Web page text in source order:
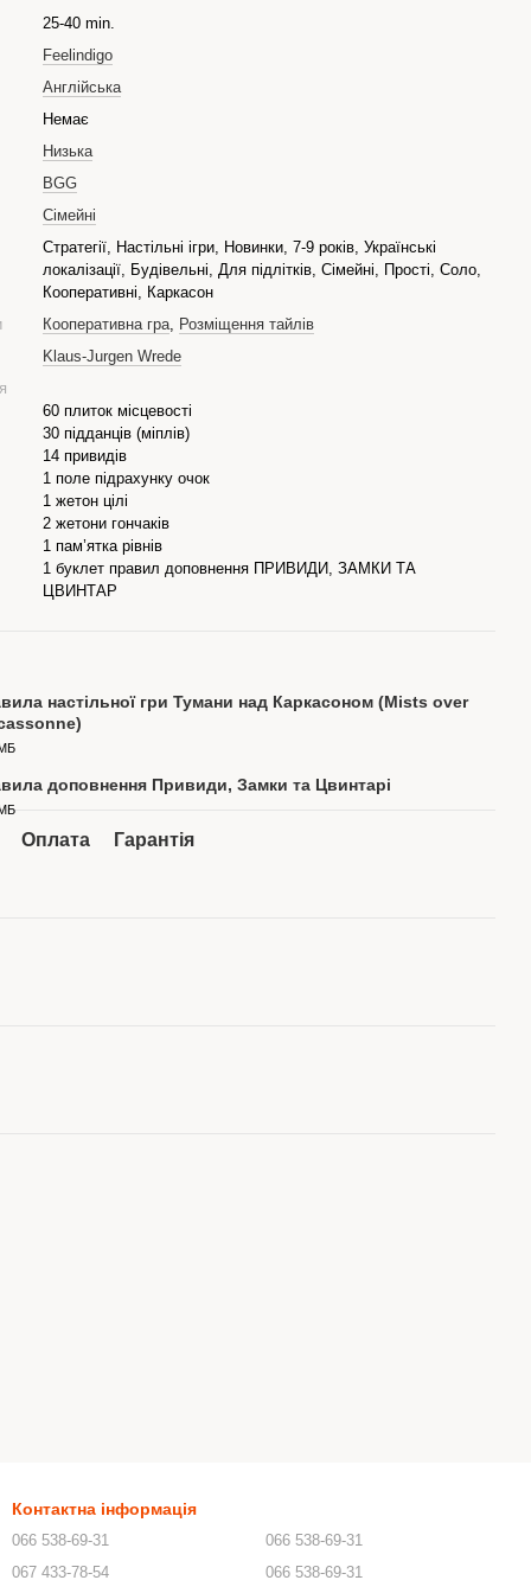
25-40 min.
Feelindigo
Англійська
Немає
Низька
BGG
Сімейні
Стратегії, Настільні ігри, Новинки, 7-9 років, Українські
локалізації, Будівельні, Для підлітків, Сімейні, Прості, Соло,
Кооперативні, Каркасон
Кооперативна гра, Розміщення тайлів
Klaus-Jurgen Wrede
60 плиток місцевості
30 підданців (міплів)
14 привидів
1 поле підрахунку очок
1 жетон цілі
2 жетони гончаків
1 пам’ятка рівнів
1 буклет правил доповнення ПРИВИДИ, ЗАМКИ ТА
ЦВИНТАР
настільної гри Тумани над Каркасоном (Mists over
доповнення Привиди, Замки та Цвинтарі
Оплата Гарантія
Контактна інформація
066 538-69-31
067 433-78-54
066 538-69-31
066 538-69-31